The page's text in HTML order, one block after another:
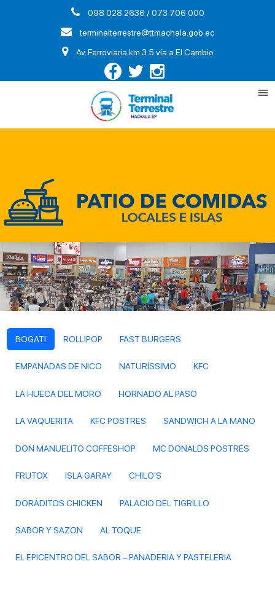
098 028 2636 / 073 706 000
terminalterrestre@ttmachala.gob.ec
Av. Ferroviaria km 3.5 vía a El Cambio
BOGATI ROLLIPOP FAST BURGERS
EMPANADAS DE NICO NATURÍSSIMO KFC
LA HUECA DEL MORO HORNADO AL PASO
LA VAQUERITA KFC POSTRES SANDWICH A LA MANO
DON MANUELITO COFFESHOP MC DONALDS POSTRES
FRUTOX ISLA GARAY CHILO'S
DORADITOS CHICKEN PALACIO DEL TIGRILLO
SABOR Y SAZON AL TOQUE
EL EPICENTRO DEL SABOR – PANADERIA Y PASTELERIA